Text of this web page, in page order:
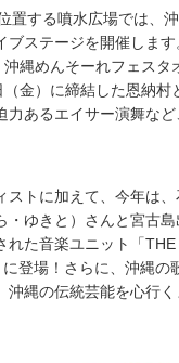
置する噴水広場では、
ブステージを開催しま
縄めんそーれフェスタ
金）に締結した恩納村
力あるエイサー演舞な
ストに加えて、今年は
・ゆきと）さんと宮古
れた音楽ユニット「
登場！さらに、沖縄の
沖縄の伝統芸能を心行